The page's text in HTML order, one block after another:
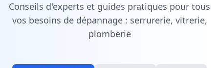
Conseils d'experts et guides pratiques pour tous
vos besoins de dépannage : serrurerie, vitrerie,
plomberie